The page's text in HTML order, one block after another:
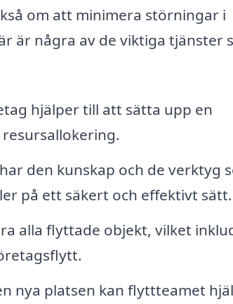
om att minimera störningar i
är några av de viktiga tjänster
hjälper till att sätta upp en
den kunskap och de verktyg
på ett säkert och effektivt sätt.
alla flyttade objekt, vilket
nya platsen kan flyttteamet